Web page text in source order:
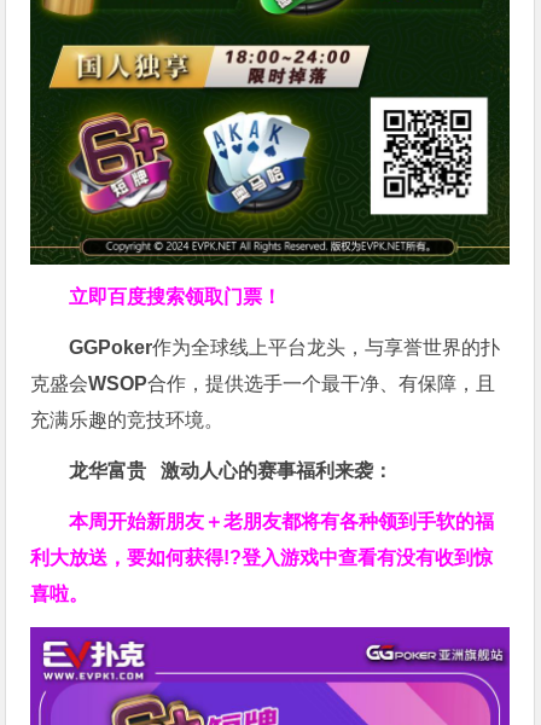
立即百度搜索领取门票！
GGPoker作为全球线上平台龙头，与享誉世界的扑
克盛会WSOP合作，提供选手一个最干净、有保障，且
充满乐趣的竞技环境。
龙华富贵 激动人心的赛事福利来袭：
本周开始新朋友＋老朋友都将有各种领到手软的福
利大放送，要如何获得!?登入游戏中查看有没有收到惊
喜啦。